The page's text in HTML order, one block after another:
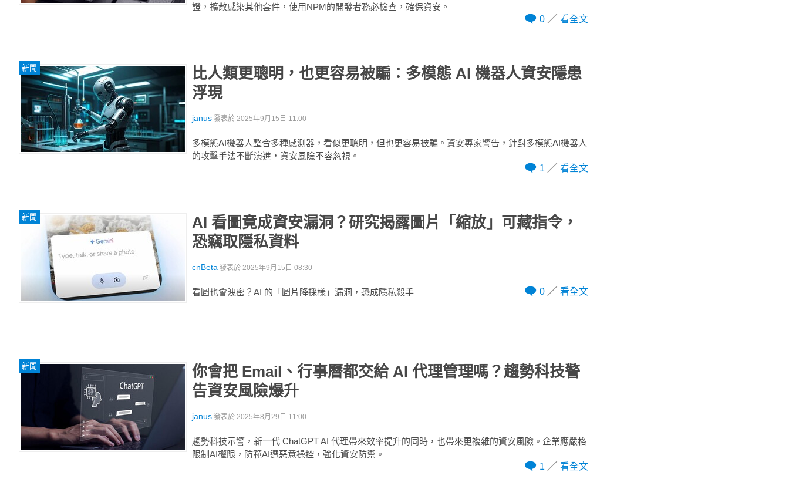
證，擴散感染其他套件，使用NPM的開發者務必檢查，確保資安。
0
看全文
新聞
比人類更聰明，也更容易被騙：多模態 AI 機器人資安隱患
浮現
janus 發表於 2025年9月15日 11:00
多模態AI機器人整合多種感測器，看似更聰明，但也更容易被騙。資安專家警告，針對多模態AI機器人
的攻擊手法不斷演進，資安風險不容忽視。
1
看全文
新聞
AI 看圖竟成資安漏洞？研究揭露圖片「縮放」可藏指令，
恐竊取隱私資料
cnBeta 發表於 2025年9月15日 08:30
看圖也會洩密？AI 的「圖片降採樣」漏洞，恐成隱私殺手 0 看全文
新聞
你會把 Email、行事曆都交給 AI 代理管理嗎？趨勢科技警
告資安風險爆升
janus 發表於 2025年8月29日 11:00
趨勢科技示警，新一代 ChatGPT AI 代理帶來效率提升的同時，也帶來更複雜的資安風險。企業應嚴格
限制AI權限，防範AI遭惡意操控，強化資安防禦。
1
看全文